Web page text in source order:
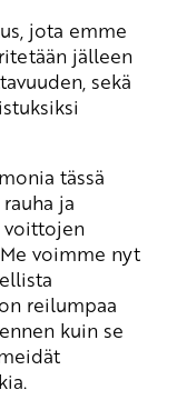
jota emme
jälleen
sekä
tässä
ja
voittojen
voimme nyt
reilumpaa
kuin se